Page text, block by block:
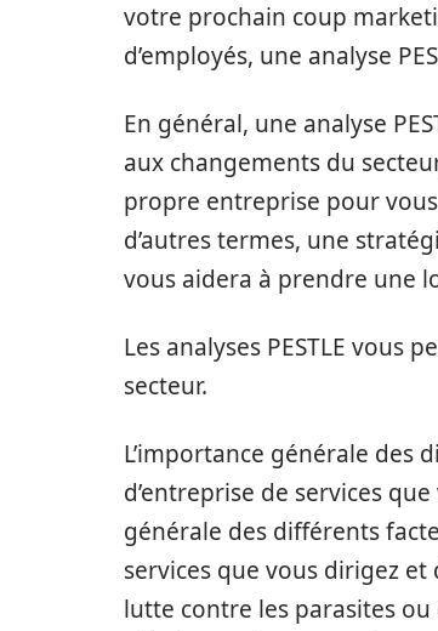
votre prochain coup
d’employés, une analyse
En général, une analyse
aux changements du
propre entreprise pour
d’autres termes, une
vous aidera à prendre une
Les analyses PESTLE vous
secteur.
L’importance générale des
d’entreprise de services
générale des différents
services que vous dirigez
lutte contre les parasites